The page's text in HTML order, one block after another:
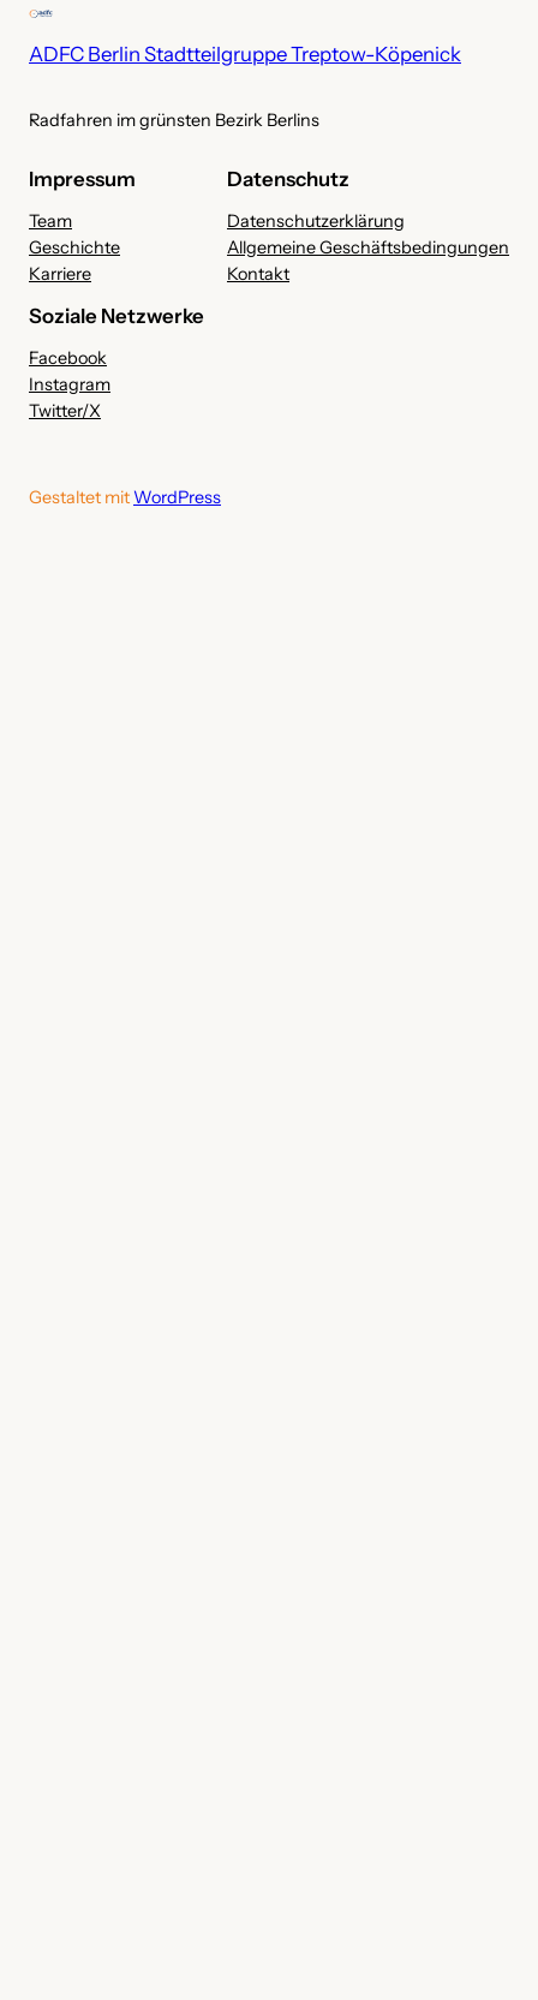
ADFC Berlin Stadtteilgruppe Treptow-Köpenick
Radfahren im grünsten Bezirk Berlins
Impressum
Team
Geschichte
Karriere
Datenschutz
Datenschutzerklärung
Allgemeine Geschäftsbedingungen
Kontakt
Soziale Netzwerke
Facebook
Instagram
Twitter/X
Gestaltet mit WordPress